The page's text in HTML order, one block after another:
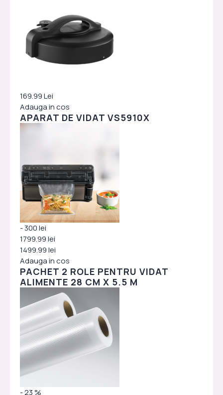
169.99 Lei
Adauga in cos
APARAT DE VIDAT VS5910X
- 300 lei
1799.99 lei
1499.99 lei
Adauga in cos
PACHET 2 ROLE PENTRU VIDAT
ALIMENTE 28 CM X 5.5 M
- 23 %